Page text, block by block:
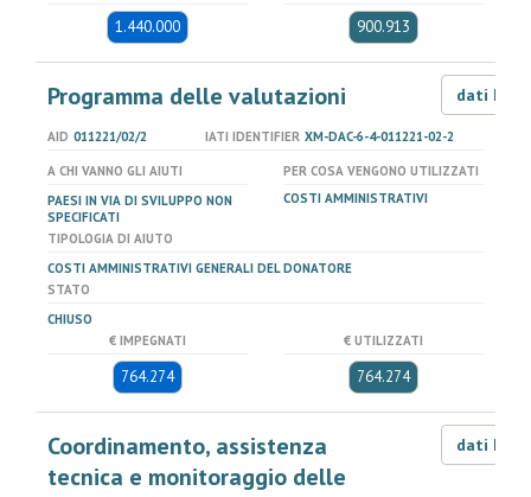
1.440.000 900.913
Programma delle valutazioni dati LOD
AID 011221/02/2 IATI IDENTIFIER XM-DAC-6-4-011221-02-2
A CHI VANNO GLI AIUTI
PAESI IN VIA DI SVILUPPO NON
SPECIFICATI
PER COSA VENGONO UTILIZZATI
COSTI AMMINISTRATIVI
TIPOLOGIA DI AIUTO
COSTI AMMINISTRATIVI GENERALI DEL DONATORE
STATO
CHIUSO
€ IMPEGNATI
764.274
€ UTILIZZATI
764.274
Coordinamento, assistenza
tecnica e monitoraggio delle
dati LOD